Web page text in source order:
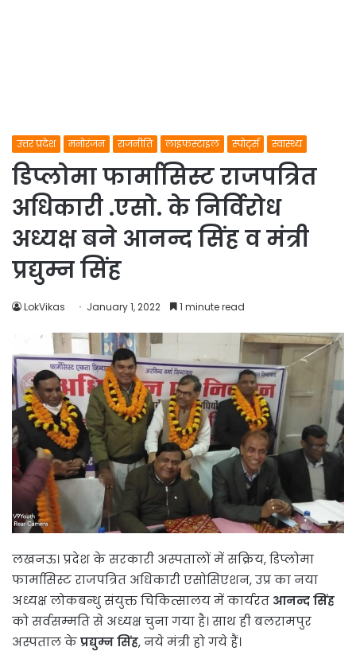
उत्तर प्रदेश मनोरंजन राजनीति लाइफस्टाइल स्पोर्ट्स स्वास्थ्य
डिप्लोमा फार्मासिस्ट राजपत्रित
अधिकारी .एसो. के निर्विरोध
अध्यक्ष बने आनन्द सिंह व मंत्री
प्रद्युम्न सिंह
LokVikas January 1, 2022 1 minute read
लखनऊ। प्रदेश के सरकारी अस्पतालों में सक्रिय, डिप्लोमा
फार्मासिस्ट राजपत्रित अधिकारी एसोसिएशन, उप्र का नया
अध्यक्ष लोकबन्धु संयुक्त चिकित्सालय में कार्यरत आनन्द सिंह
को सर्वसम्मति से अध्यक्ष चुना गया है। साथ ही बलरामपुर
अस्पताल केप्रद्युम्न सिंह, नये मंत्री हो गये हैं।